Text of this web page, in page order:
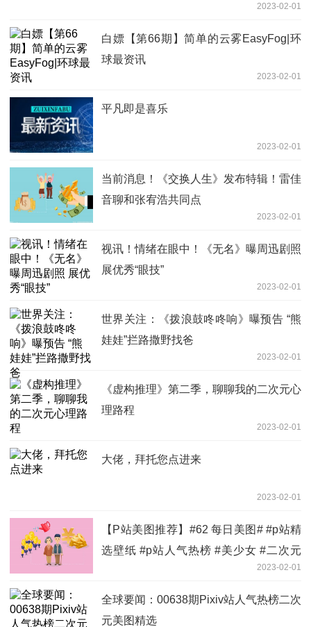
2023-02-01
白嫖【第66期】简单的云雾EasyFog|环
球最资讯
2023-02-01
平凡即是喜乐
2023-02-01
当前消息！《交换人生》发布特辑！雷佳
音聊和张宥浩共同点
2023-02-01
视讯！情绪在眼中！《无名》曝周迅剧照
展优秀“眼技”
2023-02-01
世界关注：《拨浪鼓咚咚响》曝预告 “熊
娃娃”拦路撒野找爸
2023-02-01
《虚构推理》第二季，聊聊我的二次元心
理路程
2023-02-01
大佬，拜托您点进来
2023-02-01
【P站美图推荐】#62 每日美图# #p站精
选壁纸 #p站人气热榜 #美少女 #二次元
2023-02-01
全球要闻：00638期Pixiv站人气热榜二次
元美图精选